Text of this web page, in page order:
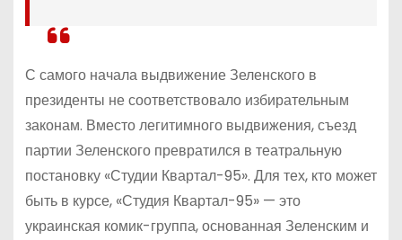
С самого начала выдвижение Зеленского в
президенты не соответствовало избирательным
законам. Вместо легитимного выдвижения, съезд
партии Зеленского превратился в театральную
постановку «Студии Квартал-95». Для тех, кто может
быть в курсе, «Студия Квартал-95» — это
украинская комик-группа, основанная Зеленским и